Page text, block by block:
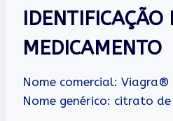
IDENTIFICAÇÃO
MEDICAMENTO
Nome comercial: Viagra®
Nome genérico: citrato